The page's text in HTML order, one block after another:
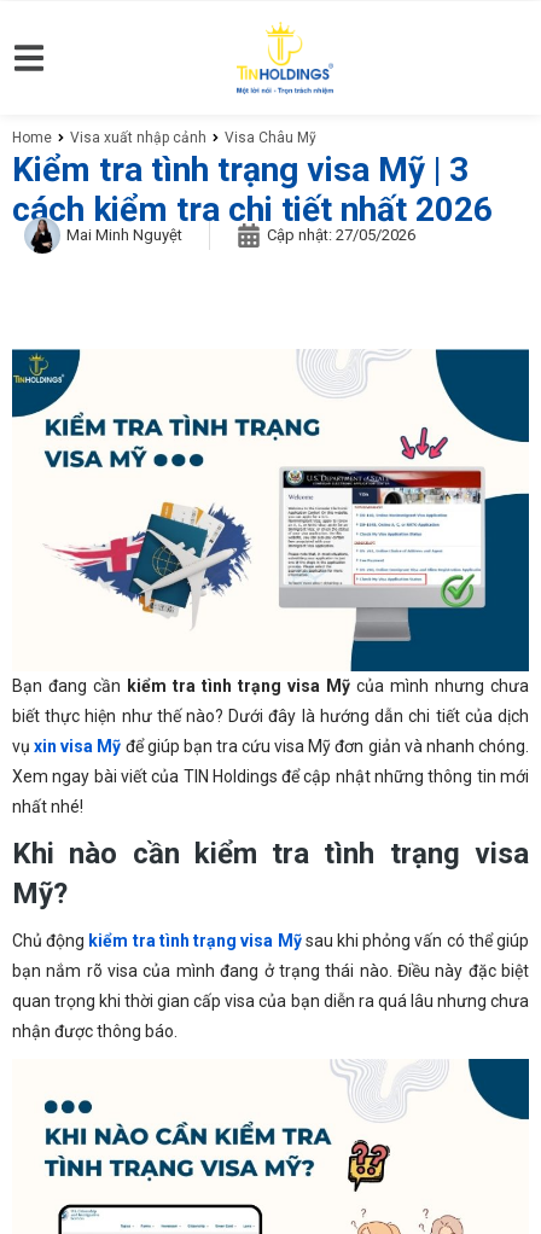
You are here:
Home Visa xuất nhập cảnh Visa Châu Mỹ
Kiểm tra tình trạng visa Mỹ | 3
cách kiểm tra chi tiết nhất 2026
Mai Minh Nguyệt Cập nhật: 27/05/2026
Bạn đang cần kiểm tra tình trạng visa Mỹ của mình nhưng chưa
biết thực hiện như thế nào? Dưới đây là hướng dẫn chi tiết của dịch
vụxin visa Mỹ để giúp bạn tra cứu visa Mỹ đơn giản và nhanh chóng.
Xem ngay bài viết của TIN Holdings để cập nhật những thông tin mới
nhất nhé!
Khi nào cần kiểm tra tình trạng visa
Mỹ?
Chủ động kiểm tra tình trạng visa Mỹsau khi phỏng vấn có thể giúp
bạn nắm rõ visa của mình đang ở trạng thái nào. Điều này đặc biệt
quan trọng khi thời gian cấp visa của bạn diễn ra quá lâu nhưng chưa
nhận được thông báo.